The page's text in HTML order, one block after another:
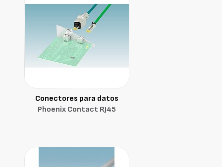
Conectores para datos
Phoenix Contact RJ45